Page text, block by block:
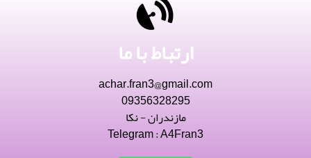
ارتباط با ما
achar.fran3@gmail.com
09356328295
مازندران - نکا
Telegram : A4Fran3